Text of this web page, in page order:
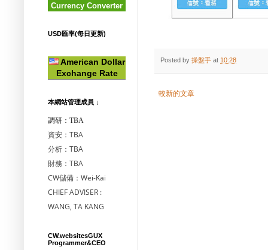
Posted by 操盤手 at 10:28
較新的文章
Currency Converter
USD匯率(每日更新)
American Dollar
Exchange Rate
本網站管理成員 ↓
調研：TBA
資安：TBA
分析：TBA
財務：TBA
CW儲備：Wei-Kai
CHIEF ADVISER :
WANG, TA KANG
CW.websitesGUX
Programmer&CEO